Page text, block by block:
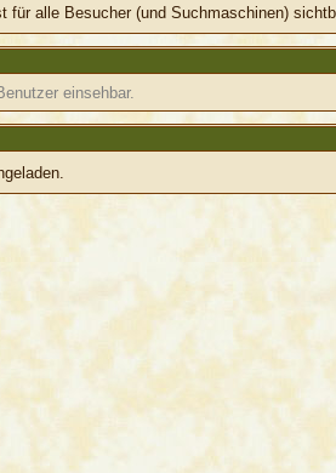
für alle Besucher (und Suchmaschinen)
einsehbar.